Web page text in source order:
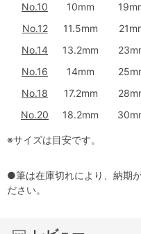
No.10
10mm
No.12
11.5mm
No.14
13.2mm
No.16
14mm
No.18
17.2mm
No.20
18.2mm
※サイズは目安です。
●筆は在庫切れにより、納期
ださい。